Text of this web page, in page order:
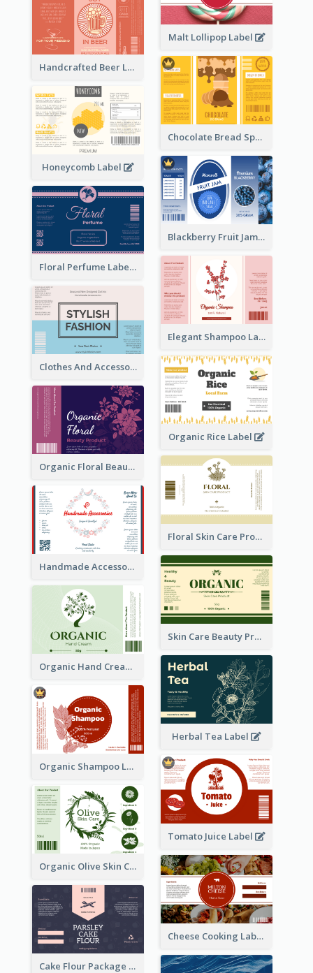
Malt Lollipop Label
Handcrafted Beer Label
Chocolate Bread Spread Label
Honeycomb Label
Blackberry Fruit Jam Label
Floral Perfume Label
Elegant Shampoo Label
Clothes And Accessories Label
Organic Rice Label
Organic Floral Beauty Product Label
Floral Skin Care Product Label
Handmade Accessories Label
Skin Care Beauty Product Label
Organic Hand Cream Label
Herbal Tea Label
Organic Shampoo Label
Tomato Juice Label
Organic Olive Skin Care Label
Cheese Cooking Label
Cake Flour Package Label